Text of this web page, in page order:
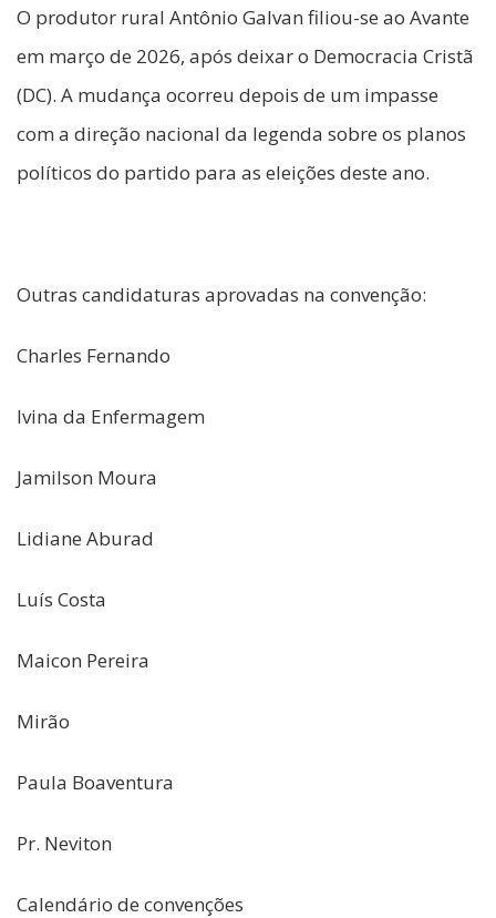
O produtor rural Antônio Galvan filiou-se ao Avante
em março de 2026, após deixar o Democracia Cristã
(DC). A mudança ocorreu depois de um impasse
com a direção nacional da legenda sobre os planos
políticos do partido para as eleições deste ano.
Outras candidaturas aprovadas na convenção:
Charles Fernando
Ivina da Enfermagem
Jamilson Moura
Lidiane Aburad
Luís Costa
Maicon Pereira
Mirão
Paula Boaventura
Pr. Neviton
Calendário de convenções